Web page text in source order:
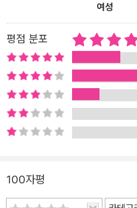
여성
평점 분포
100자평